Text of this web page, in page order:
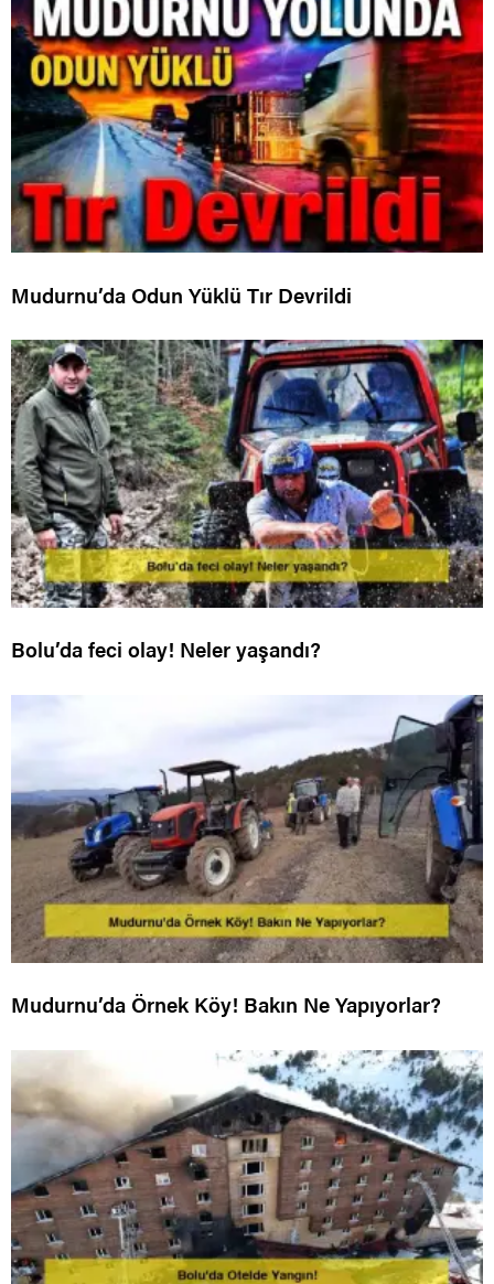
Mudurnu’da Odun Yüklü Tır Devrildi
Bolu’da feci olay! Neler yaşandı?
Mudurnu’da Örnek Köy! Bakın Ne Yapıyorlar?